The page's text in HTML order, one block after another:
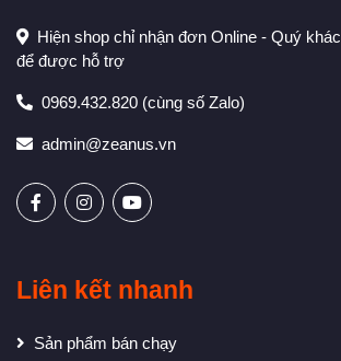
Hiện shop chỉ nhận đơn Online - Quý
để được hỗ trợ
0969.432.820 (cùng số Zalo)
admin@zeanus.vn
Liên kết nhanh
Sản phẩm bán chạy